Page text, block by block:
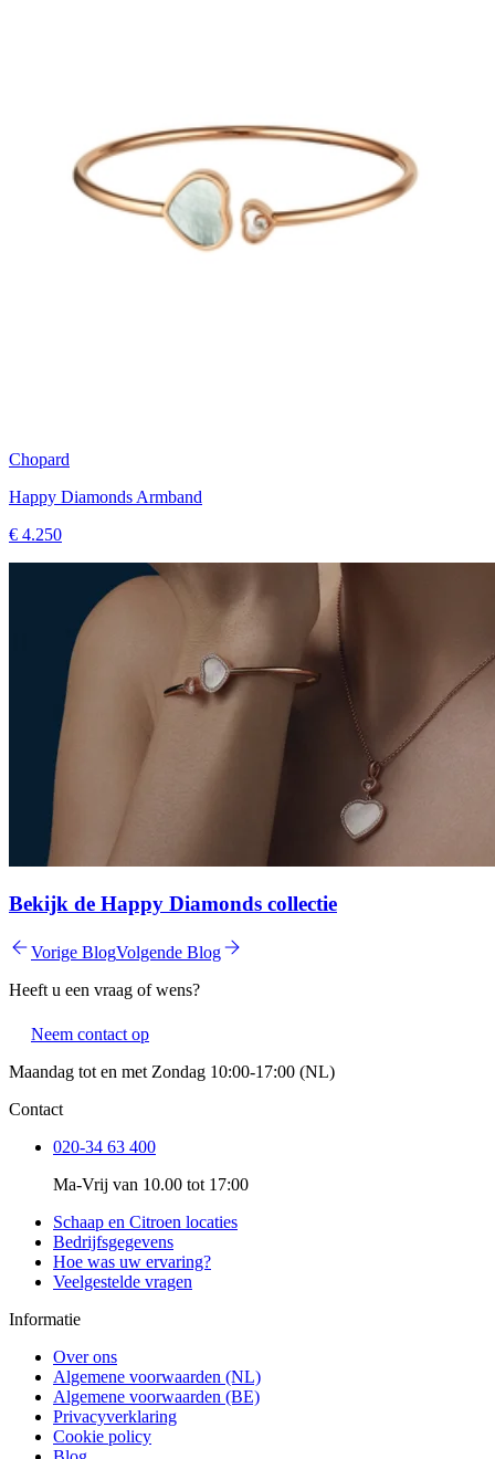
Chopard
Happy Diamonds Armband
€ 4.250
Bekijk de Happy Diamonds collectie
Vorige BlogVolgende Blog
Heeft u een vraag of wens?
Neem contact op
Maandag tot en met Zondag 10:00-17:00 (NL)
Contact
020-34 63 400
Ma-Vrij van 10.00 tot 17:00
Schaap en Citroen locaties
Bedrijfsgegevens
Hoe was uw ervaring?
Veelgestelde vragen
Informatie
Over ons
Algemene voorwaarden (NL)
Algemene voorwaarden (BE)
Privacyverklaring
Cookie policy